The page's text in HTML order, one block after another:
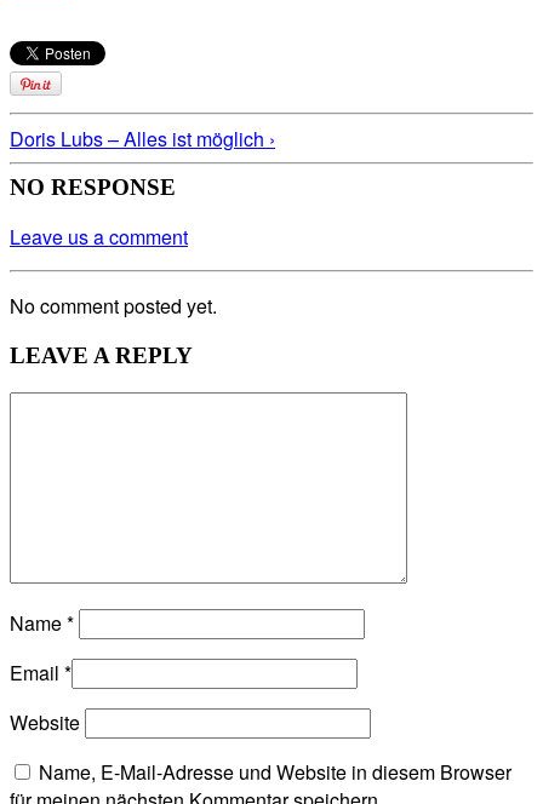
Doris Lubs – Alles ist möglich ›
NO RESPONSE
Leave us a comment
No comment posted yet.
LEAVE A REPLY
Name*
Email *
Website
Name, E-Mail-Adresse und Website in diesem Browser